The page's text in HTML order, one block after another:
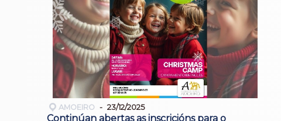
AMOEIRO 23/12/2025
Continúan abertas as inscricións para o